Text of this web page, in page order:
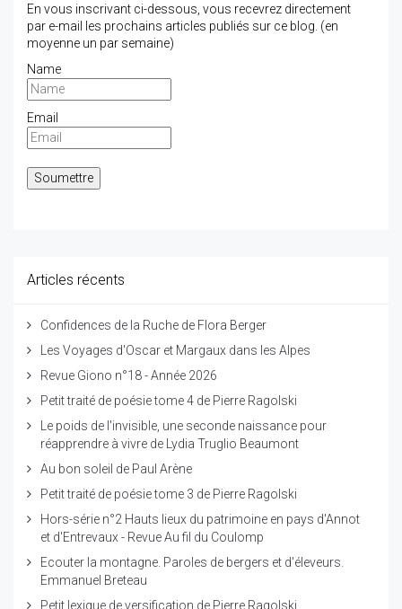
En vous inscrivant ci-dessous, vous recevrez directement
par e-mail les prochains articles publiés sur ce blog. (en
moyenne un par semaine)
Name
Email
Articles récents
Confidences de la Ruche de Flora Berger
Les Voyages d'Oscar et Margaux dans les Alpes
Revue Giono n°18 - Année 2026
Petit traité de poésie tome 4 de Pierre Ragolski
Le poids de l'invisible, une seconde naissance pour
réapprendre à vivre de Lydia Truglio Beaumont
Au bon soleil de Paul Arène
Petit traité de poésie tome 3 de Pierre Ragolski
Hors-série n°2 Hauts lieux du patrimoine en pays d'Annot
et d'Entrevaux - Revue Au fil du Coulomp
Ecouter la montagne. Paroles de bergers et d'éleveurs.
Emmanuel Breteau
Petit lexique de versification de Pierre Ragolski